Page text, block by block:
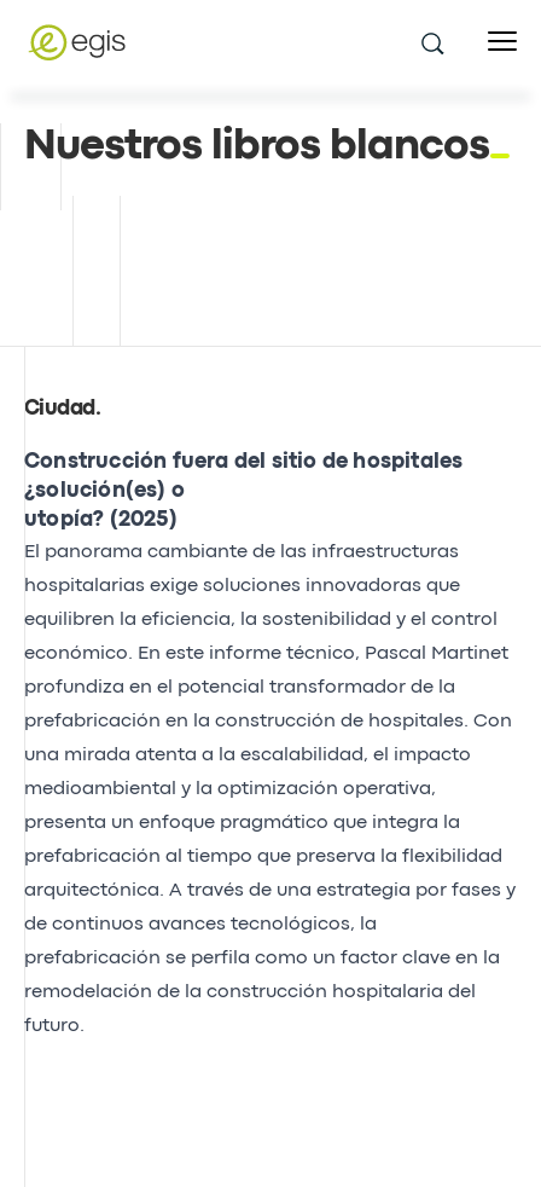
Nuestros libros blancos
Ciudad .
Construcción fuera del sitio de hospitales
¿solución(es) o
utopía? (2025)
El panorama cambiante de las infraestructuras
hospitalarias exige soluciones innovadoras que
equilibren la eficiencia, la sostenibilidad y el control
económico. En este informe técnico, Pascal Martinet
profundiza en el potencial transformador de la
prefabricación en la construcción de hospitales. Con
una mirada atenta a la escalabilidad, el impacto
medioambiental y la optimización operativa,
presenta un enfoque pragmático que integra la
prefabricación al tiempo que preserva la flexibilidad
arquitectónica. A través de una estrategia por fases y
de continuos avances tecnológicos, la
prefabricación se perfila como un factor clave en la
remodelación de la construcción hospitalaria del
futuro.